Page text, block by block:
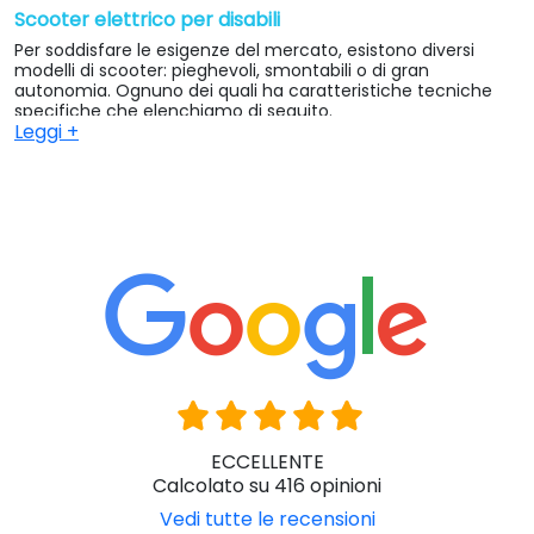
Scooter elettrico per disabili
Per soddisfare le esigenze del mercato, esistono diversi
modelli di scooter: pieghevoli, smontabili o di gran
autonomia. Ognuno dei quali ha caratteristiche tecniche
specifiche che elenchiamo di seguito.
In primo luogo, si possono acquistare scooter
In secondo luogo, ci sono gli scooter
modelli il cui telaio si piega in modo manuale o automatico
per ridurne lo spazio di ingombro. Sono pratici e versatili per
viaggiare, poichè possono essere trasportati in auto e
anche in aereo. Inoltre sono ottimi anche per essere usuati
ne facilitano l’uso anche in casa o per accedere ad
Scooter elettrico per anziani
Succesivamente è possibile selezionare gli scooter di
Sono, senza dubbio, la tipologia più comoda e
Leggi +
ECCELLENTE
Calcolato su 416 opinioni
Vedi tutte le recensioni